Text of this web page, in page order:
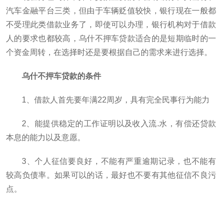
汽车金融平台三类，但由于车辆贬值较快，银行现在一般都
不受理此类借款业务了，即使可以办理，银行机构对于借款
人的要求也都较高，乌什不押车贷款适合的是短期临时的一
个资金周转，在选择时还是要根据自己的需求来进行选择。
乌什不押车贷款的条件
1、借款人首先要年满22周岁，具有完全民事行为能力
2、能提供稳定的工作证明以及收入流.水，有偿还贷款
本息的能力以及意愿。
3、个人征信要良好，不能有严重逾期记录，也不能有
较高负债率。如果可以的话，最好也不要有其他征信不良污
点。